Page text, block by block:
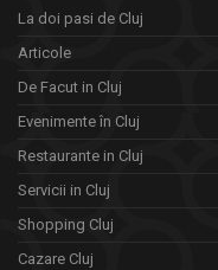
La doi pasi de Cluj
Articole
De Facut in Cluj
Evenimente în Cluj
Restaurante in Cluj
Servicii in Cluj
Shopping Cluj
Cazare Cluj